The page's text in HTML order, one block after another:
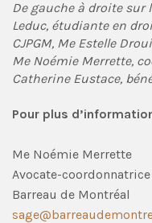
De gauche à droite sur
Leduc, étudiante en
CJPGM, Me Estelle
Me Noémie Merrette,
Catherine Eustace,
Pour plus
Me Noémie Merrette
Avocate-coordonnatrice
Barreau de Montréal